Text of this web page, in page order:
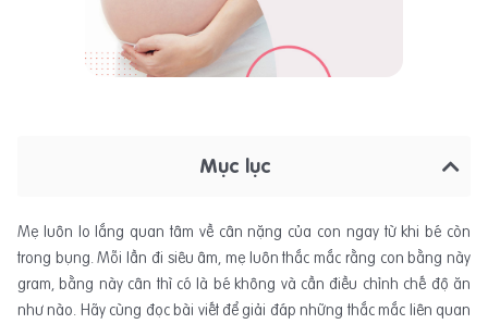
Mục lục
Mẹ luôn lo lắng quan tâm về cân nặng của con ngay từ khi bé còn
trong bụng. Mỗi lần đi siêu âm, mẹ luôn thắc mắc rằng con bằng này
gram, bằng này cân thì có là bé không và cần điều chỉnh chế độ ăn
như nào. Hãy cùng đọc bài viết để giải đáp những thắc mắc liên quan